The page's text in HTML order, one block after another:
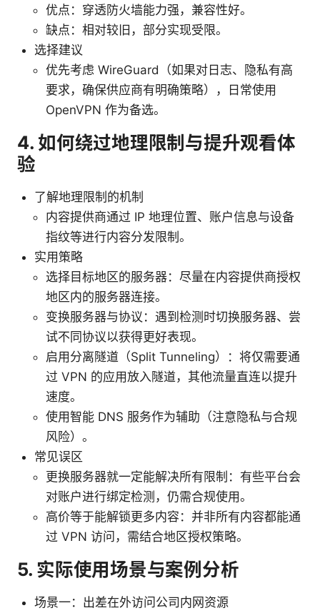
优点：穿透防火墙能力强，兼容性好。
缺点：相对较旧，部分实现受限。
选择建议
优先考虑 WireGuard（如果对日志、隐私有高
要求，确保供应商有明确策略），日常使用
OpenVPN 作为备选。
4. 如何绕过地理限制与提升观看体
验
了解地理限制的机制
内容提供商通过 IP 地理位置、账户信息与设备
指纹等进行内容分发限制。
实用策略
选择目标地区的服务器：尽量在内容提供商授权
地区内的服务器连接。
变换服务器与协议：遇到检测时切换服务器、尝
试不同协议以获得更好表现。
启用分离隧道（Split Tunneling）：将仅需要通
过 VPN 的应用放入隧道，其他流量直连以提升
速度。
使用智能 DNS 服务作为辅助（注意隐私与合规
风险）。
常见误区
更换服务器就一定能解决所有限制：有些平台会
对账户进行绑定检测，仍需合规使用。
高价等于能解锁更多内容：并非所有内容都能通
过 VPN 访问，需结合地区授权策略。
5. 实际使用场景与案例分析
场景一：出差在外访问公司内网资源